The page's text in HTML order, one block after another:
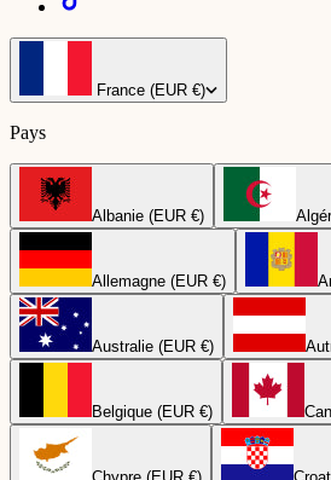
France (EUR €)
Pays
Albanie (EUR €)
Allemagne (EUR €)
Australie (EUR €)
Belgique (EUR €)